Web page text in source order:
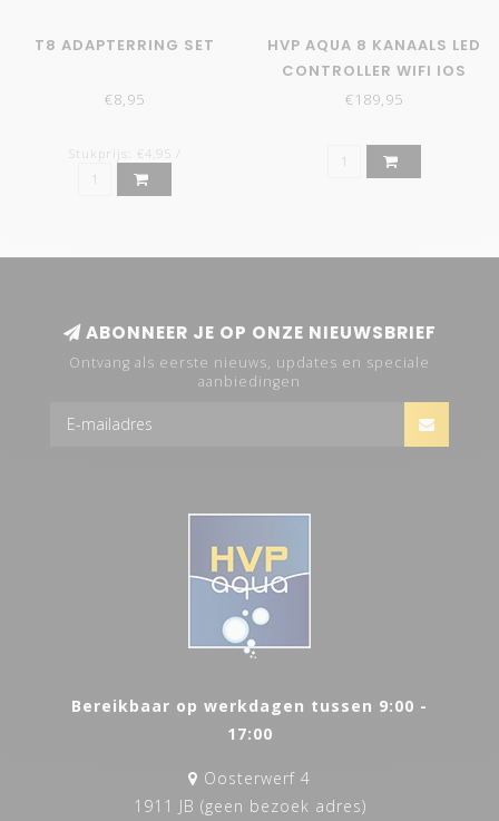
T8 ADAPTERRING SET
€8,95
Stukprijs: €4,95 /
HVP AQUA 8 KANAALS LED
CONTROLLER WIFI IOS
ANDROID
€189,95
ABONNEER JE OP ONZE NIEUWSBRIEF
Ontvang als eerste nieuws, updates en speciale
aanbiedingen
Bereikbaar op werkdagen tussen 9:00 -
17:00
Oosterwerf 4
1911 JB (geen bezoek adres)